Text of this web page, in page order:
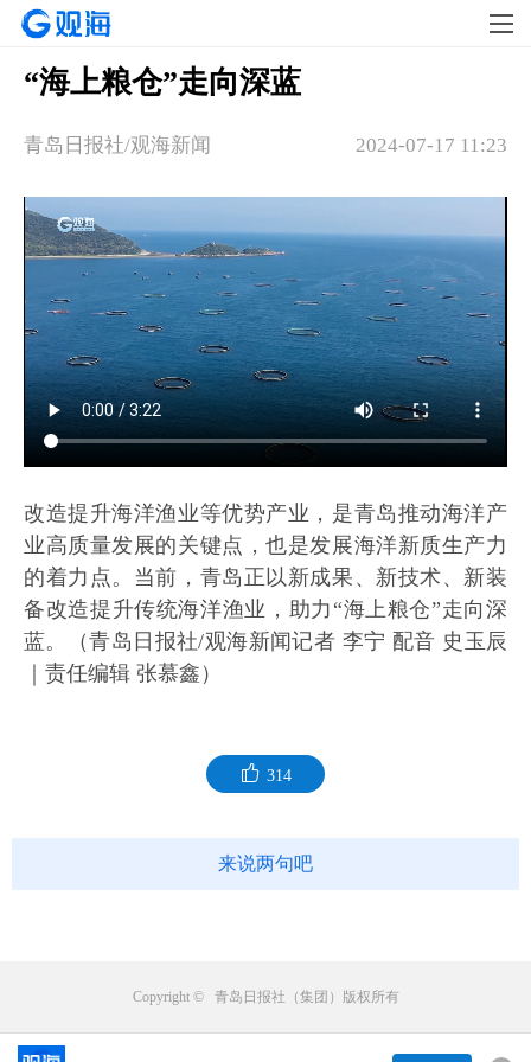
“海上粮仓”走向深蓝
2024-07-17 11:23
青岛日报社/观海新闻
改造提升海洋渔业等优势产业，是青岛推动海洋产
业高质量发展的关键点，也是发展海洋新质生产力
的着力点。当前，青岛正以新成果、新技术、新装
备改造提升传统海洋渔业，助力“海上粮仓”走向深
蓝。（青岛日报社/观海新闻记者 李宁 配音 史玉辰
｜责任编辑 张慕鑫）
314
来说两句吧
Copyright © 青岛日报社（集团）版权所有